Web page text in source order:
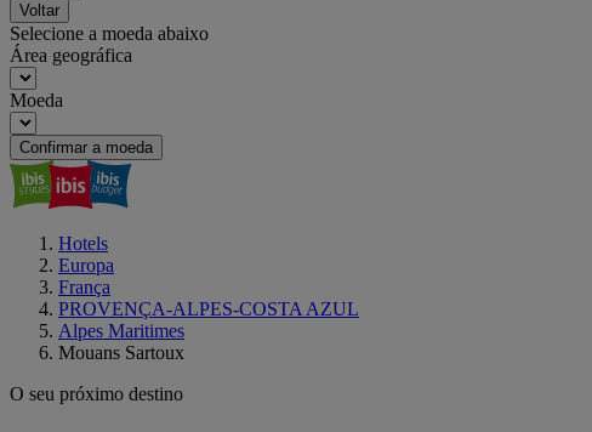
Voltar
Selecione a moeda abaixo
Área geográfica
Moeda
Confirmar a moeda
Hotels
Europa
França
PROVENÇA-ALPES-COSTA AZUL
Alpes Maritimes
Mouans Sartoux
O seu próximo destino